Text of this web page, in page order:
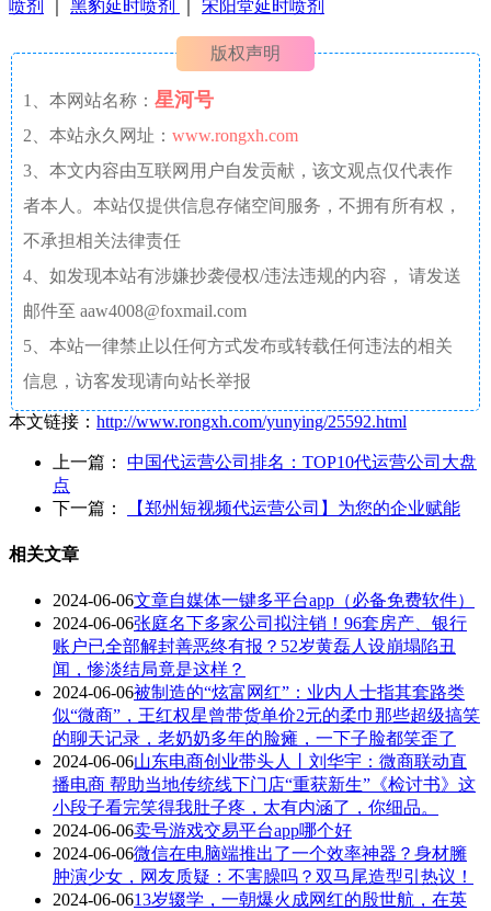
喷剂 黑豹延时喷剂 宋阳堂延时喷剂
版权声明
1、本网站名称： 星河号
2、本站永久网址： www.rongxh.com
3、本文内容由互联网用户自发贡献，该文观点仅代表作
者本人。本站仅提供信息存储空间服务，不拥有所有权，
不承担相关法律责任
4、如发现本站有涉嫌抄袭侵权/违法违规的内容， 请发送
邮件至 aaw4008@foxmail.com
5、本站一律禁止以任何方式发布或转载任何违法的相关
信息，访客发现请向站长举报
本文链接： http://www.rongxh.com/yunying/25592.html
上一篇： 中国代运营公司排名：TOP10代运营公司大盘
点
下一篇：
【郑州短视频代运营公司】为您的企业赋能
相关文章
2024-06-06文章自媒体一键多平台app（必备免费软件）
2024-06-06张庭名下多家公司拟注销！96套房产、银行
账户已全部解封善恶终有报？52岁黄磊人设崩塌陷丑
闻，惨淡结局竟是这样？
2024-06-06被制造的“炫富网红”：业内人士指其套路类
似“微商”，王红权星曾带货单价2元的柔巾那些超级搞笑
的聊天记录，老奶奶多年的脸瘫，一下子脸都笑歪了
2024-06-06山东电商创业带头人丨刘华宇：微商联动直
播电商 帮助当地传统线下门店“重获新生”《检讨书》这
小段子看完笑得我肚子疼，太有内涵了，你细品。
2024-06-06卖号游戏交易平台app哪个好
2024-06-06微信在电脑端推出了一个效率神器？身材臃
肿演少女，网友质疑：不害臊吗？双马尾造型引热议！
2024-06-0613岁辍学，一朝爆火成网红的殷世航，在英